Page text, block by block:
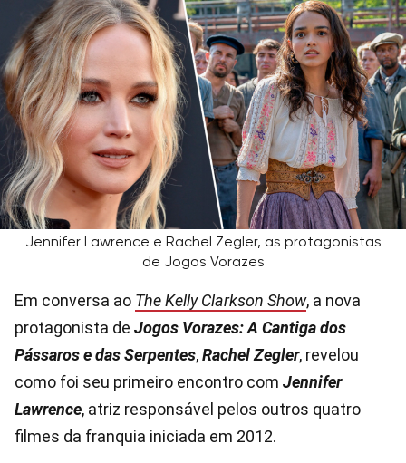
Jennifer Lawrence e Rachel Zegler, as protagonistas
de Jogos Vorazes
Em conversa ao The Kelly Clarkson Show, a nova
protagonista de Jogos Vorazes: A Cantiga dos
Pássaros e das Serpentes,Rachel Zegler, revelou
como foi seu primeiro encontro com Jennifer
Lawrence, atriz responsável pelos outros quatro
filmes da franquia iniciada em 2012.